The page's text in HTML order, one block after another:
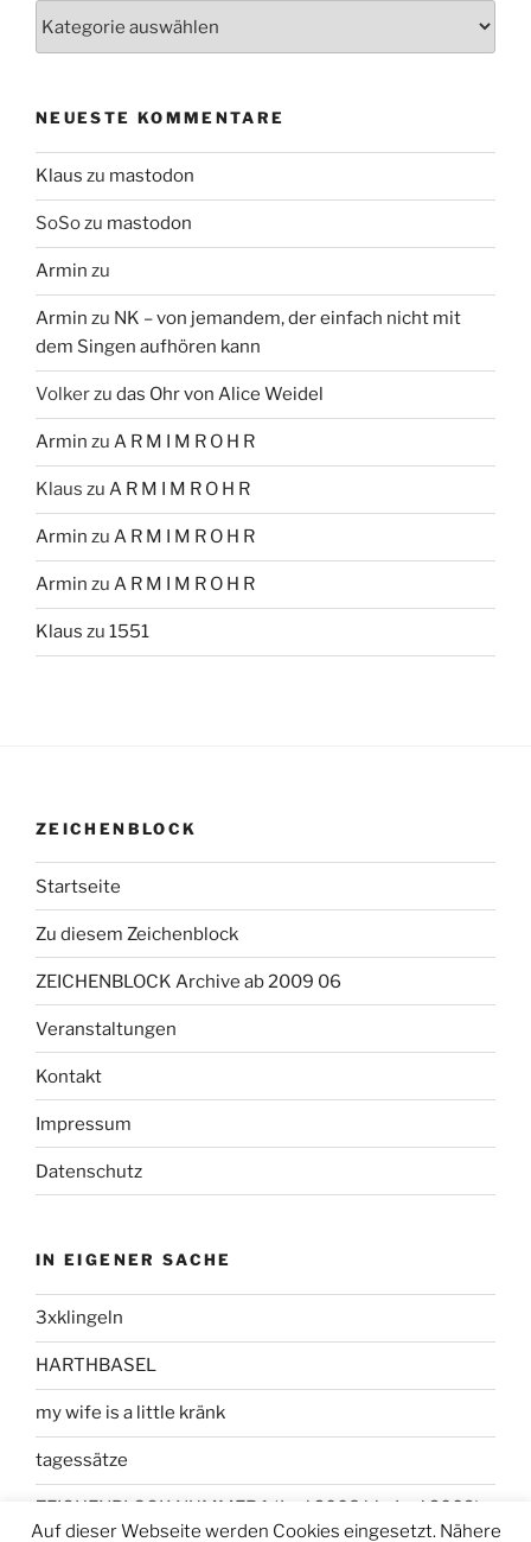
NEUESTE KOMMENTARE
Klaus zu mastodon
SoSozu mastodon
Armin zu
Armin zu NK – von jemandem, der einfach nicht mit
dem Singen aufhören kann
Volkerzu das Ohr von Alice Weidel
Armin zu A R M I M R O H R
Klaus zu A R M I M R O H R
Armin zu A R M I M R O H R
Armin zu A R M I M R O H R
Klaus zu 1551
ZEICHENBLOCK
Startseite
Zu diesem Zeichenblock
ZEICHENBLOCK Archive ab 2009 06
Veranstaltungen
Kontakt
Impressum
Datenschutz
IN EIGENER SACHE
3xklingeln
HARTHBASEL
my wife is a little kränk
tagessätze
ZEICHENBLOCK NUMMER 1 (Juni 2008 bis Juni 2009)
Auf dieser Webseite werden Cookies eingesetzt. Nähere